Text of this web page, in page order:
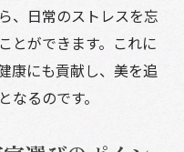
、日常のストレスを忘
とができます。これに
康にも貢献し、美を追
るのです。